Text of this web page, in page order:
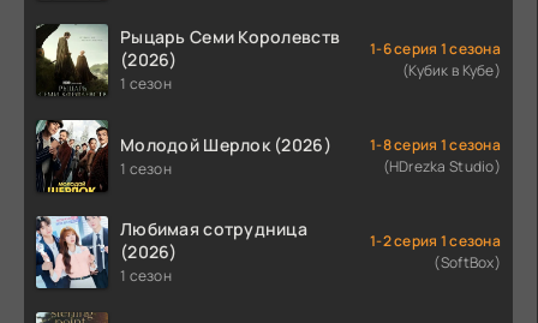
Рыцарь Семи Королевств
(2026)
1 сезон
1-6 серия 1 сезона
(Кубик в Кубе)
Молодой Шерлок (2026)
1 сезон
1-8 серия 1 сезона
(HDrezka Studio)
Любимая сотрудница
(2026)
1 сезон
1-2 серия 1 сезона
(SoftBox)